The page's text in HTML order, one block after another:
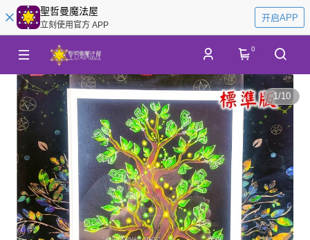
聖哲曼魔法屋
立刻使用官方 APP
开启APP
0
1/10